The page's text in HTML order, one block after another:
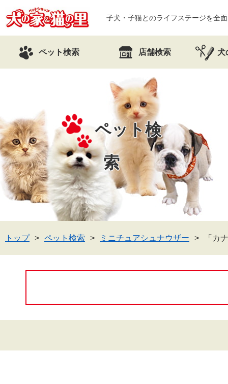
子犬・子猫とのライフステージを全
ペット検索 店舗検索 犬
ペット検
索
トップ ペット検索 ミニチュアシュナウザー 「カ